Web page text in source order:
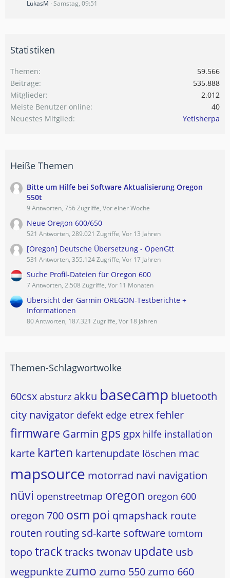
LukasM Samstag, 09:51
Statistiken
Themen
59.566
Beiträge
535.888
Mitglieder
2.012
Meiste Benutzer online
40
Neuestes Mitglied
Yetisherpa
Heiße Themen
Bitte um Hilfe bei Software Aktualisierung Oregon
550t
9 Antworten, 756 Zugriffe, Vor einer Woche
Neue Oregon 600/650
521 Antworten, 289.021 Zugriffe, Vor 13 Jahren
[Oregon] Deutsche Übersetzung - OpenGtt
531 Antworten, 355.124 Zugriffe, Vor 17 Jahren
Suche Profil-Dateien für Oregon 600
7 Antworten, 2.508 Zugriffe, Vor 11 Monaten
Übersicht der Garmin OREGON-Testberichte +
Informationen
80 Antworten, 187.321 Zugriffe, Vor 18 Jahren
Themen-Schlagwortwolke
60csx absturz akku basecamp bluetooth
city navigator defekt edge etrexfehler
firmware Garmin gps gpx hilfe installation
karte karten kartenupdate löschen mac
mapsource motorrad navi navigation
nüvi openstreetmap oregon oregon 600
oregon 700 osm poi qmapshack route
routen routing sd-karte software tomtom
topo tracktracks twonav update usb
wegpunkte zumo zumo 550zumo 660